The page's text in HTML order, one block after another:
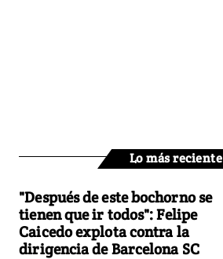
Lo más reciente
"Después de este bochorno se
tienen que ir todos": Felipe
Caicedo explota contra la
dirigencia de Barcelona SC